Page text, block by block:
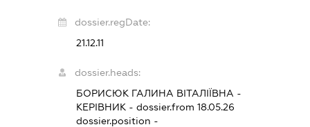
dossier.regDate:
21.12.11
dossier.heads:
БОРИСЮК ГАЛИНА ВІТАЛІЇВНА -
КЕРІВНИК - dossier.from 18.05.26
dossier.position -